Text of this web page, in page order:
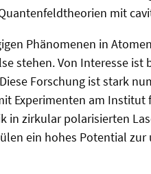
mit
Phänomenen in
stehen. Von Interesse ist
Forschung ist stark
Experimenten am
in zirkular polarisierten
ein hohes Potential